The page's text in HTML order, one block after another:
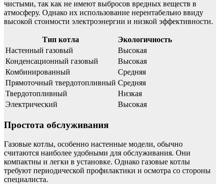
чистыми, так как не имеют выбросов вредных веществ в
атмосферу. Однако их использование нерентабельно ввиду
высокой стоимости электроэнергии и низкой эффективности.
Тип котла
Экологичность
Настенный газовый
Высокая
Конденсационный газовый
Высокая
Комбинированный
Средняя
Прямоточный твердотопливный Средняя
Твердотопливный
Низкая
Электрический
Высокая
Простота обслуживания
Газовые котлы, особенно настенные модели, обычно
считаются наиболее удобными для обслуживания. Они
компактны и легки в установке. Однако газовые котлы
требуют периодической профилактики и осмотра со стороны
специалиста.